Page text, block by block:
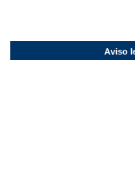
Aviso